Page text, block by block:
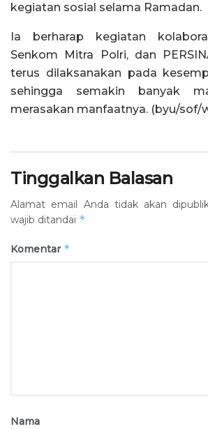
kegiatan sosial selama Ramadan.
Ia berharap kegiatan
Senkom Mitra Polri, dan
terus dilaksanakan pada
sehingga semakin banyak
merasakan manfaatnya. (byu/sof/
Tinggalkan Balasan
Alamat email Anda tidak akan
wajib ditandai *
Komentar *
Nama